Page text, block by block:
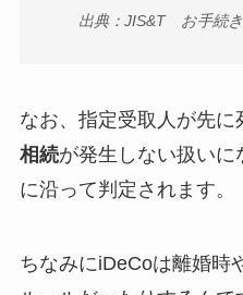
出典：JIS&T お手続
なお、指定受取人が先に
相続が発生しない扱いに
に沿って判定されます。
ちなみにiDeCoは離婚時